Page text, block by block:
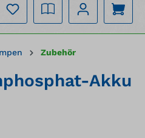
Zubehör
Akku